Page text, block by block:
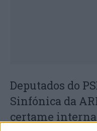
Deputados do
Sinfónica da
certame